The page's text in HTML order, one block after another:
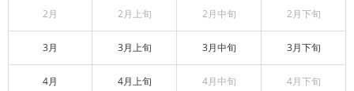
2月 2月上旬 2月中旬 2月下旬
3月 3月上旬 3月中旬 3月下旬
4月 4月上旬 4月中旬 4月下旬